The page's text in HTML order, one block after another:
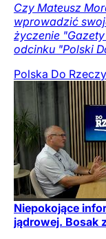
Czy Mateusz
wprowadzić
życzenie
odcinku "Polski
Polska Do Rzeczy
Niepokojące
jądrowej. Bosak